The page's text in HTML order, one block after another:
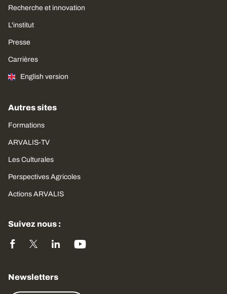
Recherche et innovation
L'institut
Presse
Carrières
English version
Autres sites
Formations
ARVALIS-TV
Les Culturales
Perspectives Agricoles
Actions ARVALIS
Suivez nous :
Newsletters